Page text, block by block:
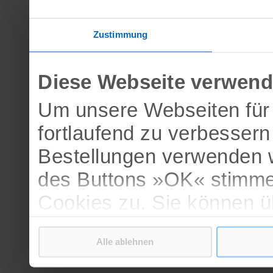
Zustimmung
Diese Webseite
Um unsere Webseiten
fortlaufend zu
Bestellungen
des Buttons »OK«
Cookies zu. Sie können
verschiedenen Cookies
bestätigen.
Alle ablehnen